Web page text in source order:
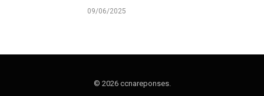
09/06/2025
© 2026 ccnareponses.